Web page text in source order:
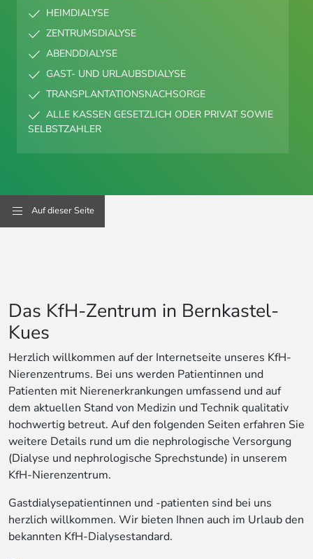
HEIMDIALYSE
ZENTRUMSDIALYSE
ABENDDIALYSE
GAST- UND URLAUBSDIALYSE
TRANSPLANTATIONSNACHSORGE
ALLE KASSEN GESETZLICH ODER PRIVAT SOWIE
SELBSTZAHLER
Auf dieser Seite
Das KfH-Zentrum in Bernkastel-
Kues
Herzlich willkommen auf der Internetseite unseres KfH-
Nierenzentrums. Bei uns werden Patientinnen und
Patienten mit Nierenerkrankungen umfassend und auf
dem aktuellen Stand von Medizin und Technik qualitativ
hochwertig betreut. Auf den folgenden Seiten erfahren Sie
weitere Details rund um die nephrologische Versorgung
(Dialyse und nephrologische Sprechstunde) in unserem
KfH-Nierenzentrum.
Gastdialysepatientinnen und -patienten sind bei uns
herzlich willkommen. Wir bieten Ihnen auch im Urlaub den
bekannten KfH-Dialysestandard.